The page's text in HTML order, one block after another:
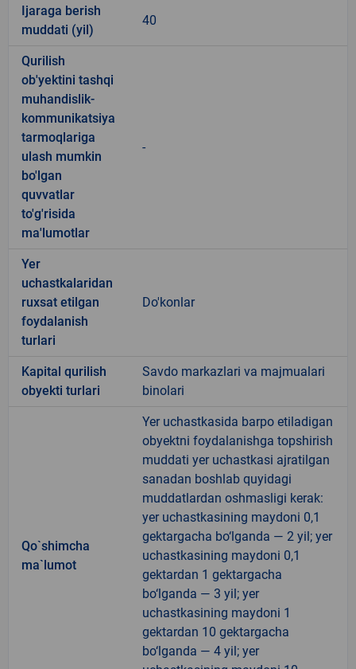
Ijaraga berish
muddati (yil)
40
Qurilish
ob'yektini tashqi
muhandislik-
kommunikatsiya
tarmoqlariga
ulash mumkin
bo'lgan
quvvatlar
to'g'risida
ma'lumotlar
-
Yer
uchastkalaridan
ruxsat etilgan
foydalanish
turlari
Do'konlar
Kapital qurilish
obyekti turlari
Savdo markazlari va majmualari
binolari
Qo`shimcha
ma`lumot
Yer uchastkasida barpo etiladigan
obyektni foydalanishga topshirish
muddati yer uchastkasi ajratilgan
sanadan boshlab quyidagi
muddatlardan oshmasligi kerak:
yer uchastkasining maydoni 0,1
gektargacha bo‘lganda — 2 yil; yer
uchastkasining maydoni 0,1
gektardan 1 gektargacha
bo‘lganda — 3 yil; yer
uchastkasining maydoni 1
gektardan 10 gektargacha
bo‘lganda — 4 yil; yer